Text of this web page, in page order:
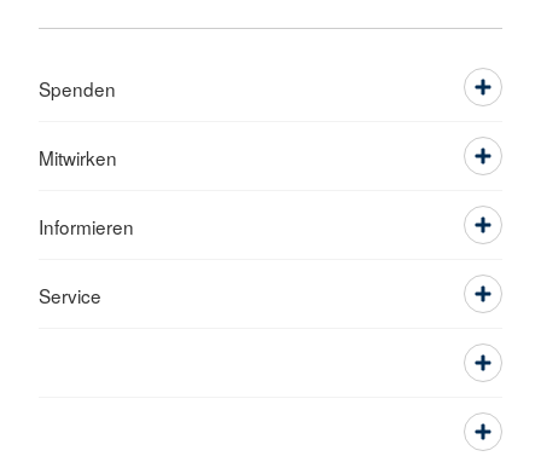
Spenden
Mitwirken
Informieren
Service